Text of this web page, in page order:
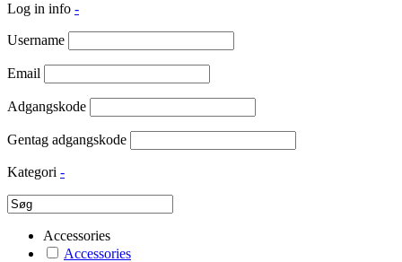
Log in info -
Username
Email
Adgangskode
Gentag adgangskode
Kategori -
Accessories
Accessories